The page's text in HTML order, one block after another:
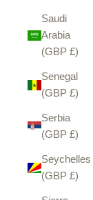
Saudi
Arabia
(GBP £)
Senegal
(GBP £)
Serbia
(GBP £)
Seychelles
(GBP £)